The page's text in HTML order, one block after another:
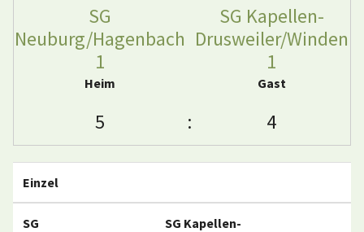
SG
Neuburg/Hagenbach
1
Heim
SG Kapellen-
Drusweiler/Winden
1
Gast
5 : 4
Einzel
SG
SG Kapellen-